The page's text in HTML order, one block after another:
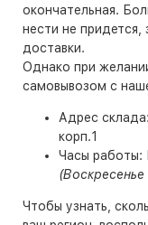
окончательная.
нести не
доставки.
Однако при
самовывозом с
Адрес
корп.1
Часы
Чтобы узнать,